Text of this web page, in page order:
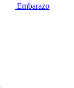
Embarazo